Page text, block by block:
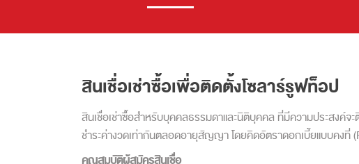
สินเชื่อเช่าซื้อเพื่อติดตั้งโซลาร์รูฟท็อป
สินเชื่อเช่าซื้อสำหรับบุคคลธรรมดาและนิติบุคคล ที่มีความประสงค์จ
ชำระค่างวดเท่ากันตลอดอายุสัญญา โดยคิดอัตราดอกเบี้ยแบบคงที่
คุณสมบัติผู้สมัครสินเชื่อ